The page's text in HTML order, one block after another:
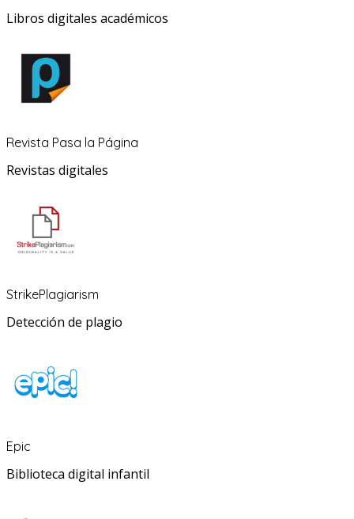
Libros digitales académicos
Revista Pasa la Página
Revistas digitales
StrikePlagiarism
Detección de plagio
Epic
Biblioteca digital infantil